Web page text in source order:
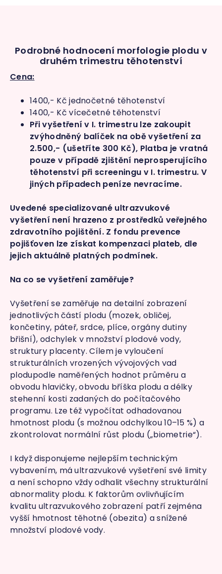
Podrobné hodnocení morfologie plodu v
druhém trimestru těhotenství
Cena:
1400,- Kč jednočetné těhotenství
1400,- Kč vícečetné těhotenství
Při vyšetření v I. trimestru lze zakoupit
zvýhodněný balíček na obě vyšetření za
2.500,- (ušetříte 300 Kč), Platba je vratná
pouze v případě zjištění neprosperujícího
těhotenství při screeningu v I. trimestru. V
jiných případech peníze nevracíme.
Uvedené specializované ultrazvukové
vyšetření není hrazeno z prostředků veřejného
zdravotního pojištění. Z fondu prevence
pojišťoven lze získat kompenzaci plateb, dle
jejich aktuálně platných podmínek.
Na co se vyšetření zaměřuje?
Vyšetření se zaměřuje na detailní zobrazení
jednotlivých částí plodu (mozek, obličej,
končetiny, páteř, srdce, plíce, orgány dutiny
břišní), odchylek v množství plodové vody,
struktury placenty. Cílem je vyloučení
strukturálních vrozených vývojových vad
plodupodle naměřených hodnot průměru a
obvodu hlavičky, obvodu bříška plodu a délky
stehenní kosti zadaných do počítačového
programu. Lze též vypočítat odhadovanou
hmotnost plodu (s možnou odchylkou 10–15 %) a
zkontrolovat normální růst plodu („biometrie“).
I když disponujeme nejlepším technickým
vybavením, má ultrazvukové vyšetření své limity
a není schopno vždy odhalit všechny strukturální
abnormality plodu. K faktorům ovlivňujícím
kvalitu ultrazvukového zobrazení patří zejména
vyšší hmotnost těhotné (obezita) a snížené
množství plodové vody.